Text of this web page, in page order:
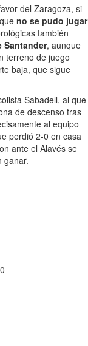
del Zaragoza, si
no se pudo jugar
también
Santander, aunque
terreno de juego
baja, que sigue
Sabadell, al que
de descenso tras
al equipo
perdió 2-0 en casa
ante el Alavés se
ganar.